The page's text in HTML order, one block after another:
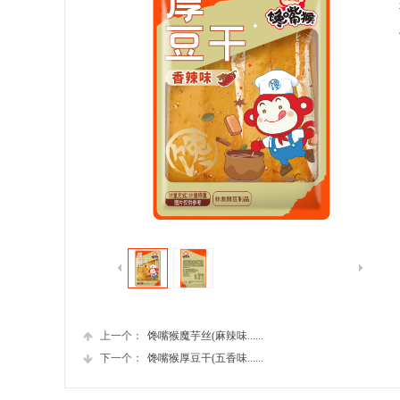
上一个：
馋嘴猴魔芋丝(麻辣味......
下一个：
馋嘴猴厚豆干(五香味......